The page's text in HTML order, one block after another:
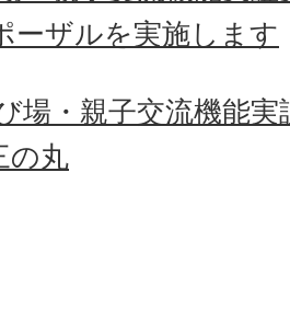
ーザルを実施します
び場・親子交流機能
の丸